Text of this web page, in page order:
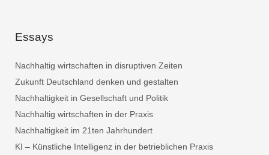
Essays
Nachhaltig wirtschaften in disruptiven Zeiten
Zukunft Deutschland denken und gestalten
Nachhaltigkeit in Gesellschaft und Politik
Nachhaltig wirtschaften in der Praxis
Nachhaltigkeit im 21ten Jahrhundert
KI – Künstliche Intelligenz in der betrieblichen Praxis